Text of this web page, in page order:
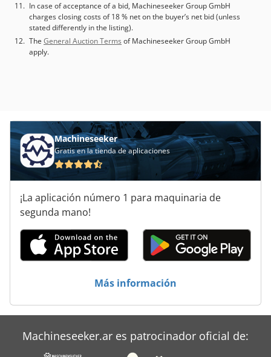
In case of acceptance of a bid, Machineseeker Group GmbH
charges closing costs of 18 % net on the buyer’s net bid (unless
stated differently in the listing).
The General Auction Terms of Machineseeker Group GmbH
apply.
Machineseeker
Gratis en la tienda de aplicaciones
¡La aplicación número 1 para maquinaria de
segunda mano!
Más información
Machineseeker.ar es patrocinador oficial de: